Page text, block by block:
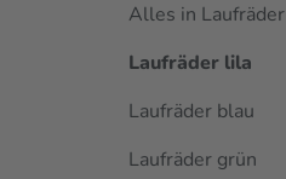
Alles in Laufräder
Laufräder lila
Laufräder blau
Laufräder grün